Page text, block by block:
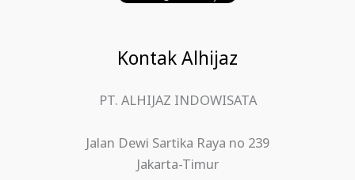
Kontak Alhijaz
PT. ALHIJAZ INDOWISATA
Jalan Dewi Sartika Raya no 239
Jakarta-Timur